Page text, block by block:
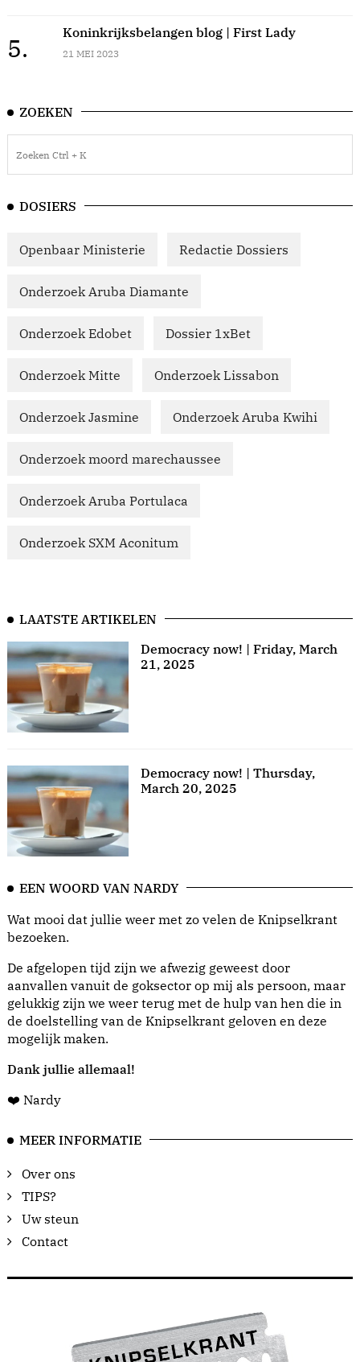
5.
Koninkrijksbelangen blog | First Lady
21 MEI 2023
ZOEKEN
DOSIERS
Openbaar Ministerie Redactie Dossiers
Onderzoek Aruba Diamante
Onderzoek Edobet Dossier 1xBet
Onderzoek Mitte Onderzoek Lissabon
Onderzoek Jasmine Onderzoek Aruba Kwihi
Onderzoek moord marechaussee
Onderzoek Aruba Portulaca
Onderzoek SXM Aconitum
LAATSTE ARTIKELEN
Democracy now! | Friday, March
21, 2025
Democracy now! | Thursday,
March 20, 2025
EEN WOORD VAN NARDY
Wat mooi dat jullie weer met zo velen de Knipselkrant
bezoeken.
De afgelopen tijd zijn we afwezig geweest door
aanvallen vanuit de goksector op mij als persoon, maar
gelukkig zijn we weer terug met de hulp van hen die in
de doelstelling van de Knipselkrant geloven en deze
mogelijk maken.
Dank jullie allemaal!
❤️ Nardy
MEER INFORMATIE
Over ons
TIPS?
Uw steun
Contact